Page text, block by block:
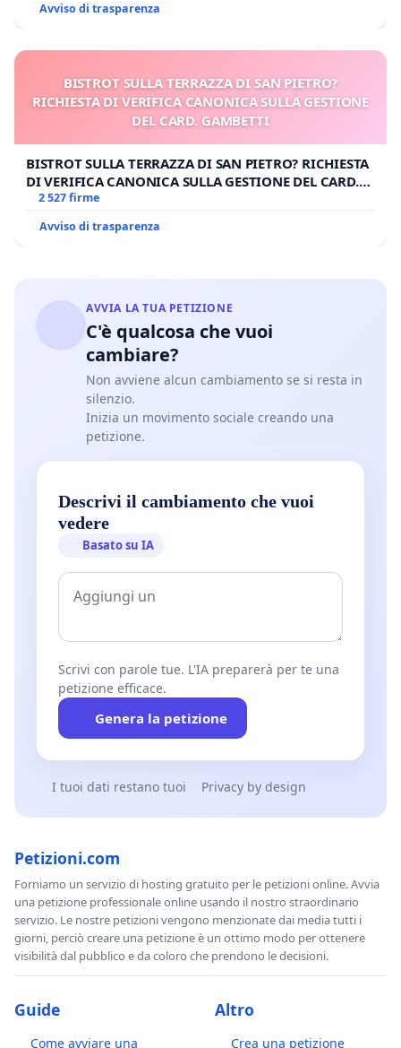
Avviso di trasparenza
BISTROT SULLA TERRAZZA DI SAN PIETRO?
RICHIESTA DI VERIFICA CANONICA SULLA GESTIONE
DEL CARD. GAMBETTI
BISTROT SULLA TERRAZZA DI SAN PIETRO? RICHIESTA
DI VERIFICA CANONICA SULLA GESTIONE DEL CARD.
GAMBETTI
2 527 firme
Avviso di trasparenza
AVVIA LA TUA PETIZIONE
C'è qualcosa che vuoi
cambiare?
Non avviene alcun cambiamento se si resta in
silenzio.
Inizia un movimento sociale creando una
petizione.
Descrivi il cambiamento che vuoi
vedere
Basato su IA
Scrivi con parole tue. L'IA preparerà per te una
petizione efficace.
Genera la petizione
I tuoi dati restano tuoi Privacy by design
Petizioni.com
Forniamo un servizio di hosting gratuito per le petizioni online. Avvia
una petizione professionale online usando il nostro straordinario
servizio. Le nostre petizioni vengono menzionate dai media tutti i
giorni, perciò creare una petizione è un ottimo modo per ottenere
visibilità dal pubblico e da coloro che prendono le decisioni.
Guide
Come avviare una
Altro
Crea una petizione